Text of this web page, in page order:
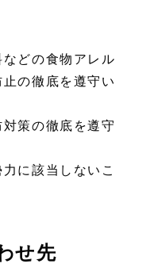
どの食物アレル
の徹底を遵守い
策の徹底を遵守
に該当しないこ
せ先